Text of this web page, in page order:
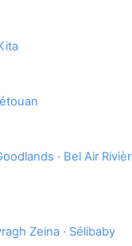
· Bel Air
Zeina · Sélibaby